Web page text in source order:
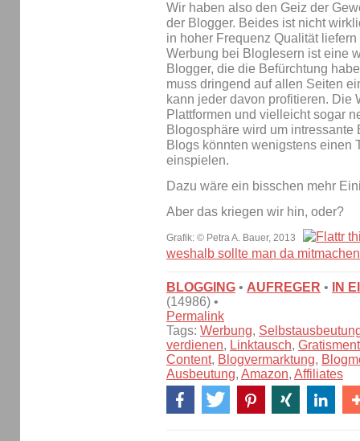
Wir haben also den Geiz der
der Blogger. Beides ist nicht
in hoher Frequenz Qualität
Werbung bei Bloglesern ist eine
Blogger, die die Befürchtung
muss dringend auf allen Seiten
kann jeder davon profitieren. Die
Plattformen und vielleicht sogar
Blogosphäre wird um
Blogs könnten wenigstens einen
einspielen.
Dazu wäre ein bisschen mehr
Aber das kriegen wir hin, oder?
Grafik: © Petra A. Bauer, 2013
weshalb sollte man da
BLOGGING • AUFREGER •
IN
(14986) •
Permalink
Tags: Werbung,
verdienen, Linktausch,
Content, Blogvermarktung,
Ausbeutung, Amazon, Affiliates